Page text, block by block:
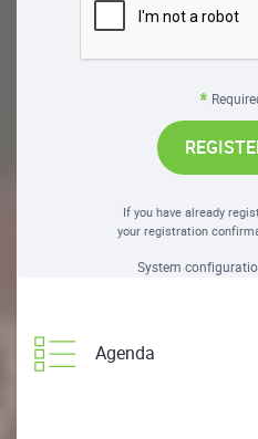
If you have already
your registration
System
Agenda